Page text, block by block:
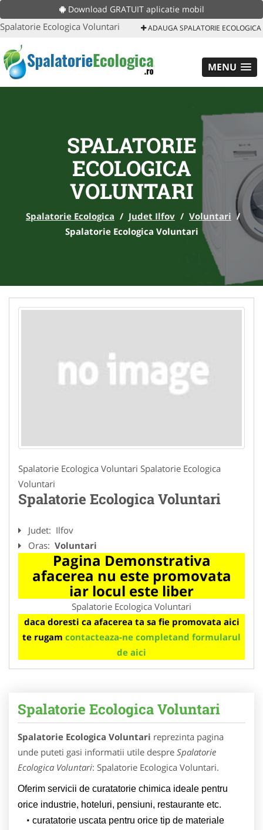
Download GRATUIT aplicatie mobil
Spalatorie Ecologica Voluntari ADAUGA SPALATORIE ECOLOGICA
MENU
SPALATORIE
ECOLOGICA
VOLUNTARI
Spalatorie Ecologica / Judet Ilfov / Voluntari /
Spalatorie Ecologica Voluntari
Spalatorie Ecologica Voluntari Spalatorie Ecologica
Voluntari
Spalatorie Ecologica Voluntari
Judet: Ilfov
Oras: Voluntari
Pagina Demonstrativa
afacerea nu este promovata
iar locul este liber
Spalatorie Ecologica Voluntari
daca doresti ca afacerea ta sa fie promovata aici
te rugam contacteaza-ne completand formularul
de aici
Spalatorie Ecologica Voluntari
Spalatorie Ecologica Voluntari reprezinta pagina
unde puteti gasi informatii utile despre Spalatorie
Ecologica Voluntari: Spalatorie Ecologica Voluntari.
Oferim servicii de curatatorie chimica ideale pentru
orice industrie, hoteluri, pensiuni, restaurante etc.
curatatorie uscata pentru orice tip de materiale